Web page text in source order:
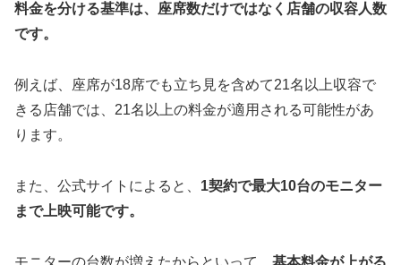
料金を分ける基準は、座席数だけではなく店舗の収容人数
です。
例えば、座席が18席でも立ち見を含めて21名以上収容で
きる店舗では、21名以上の料金が適用される可能性があ
ります。
また、公式サイトによると、 1契約で最大10台のモニター
まで上映可能です。
モニターの台数が増えたからといって、 基本料金が上がる